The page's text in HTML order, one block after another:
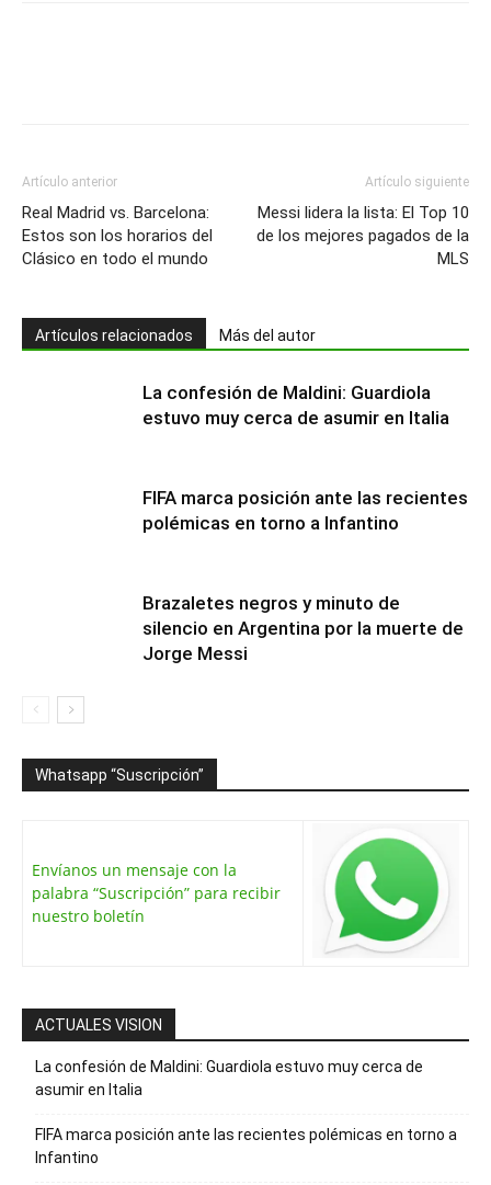
Artículo anterior
Real Madrid vs. Barcelona:
Estos son los horarios del
Clásico en todo el mundo
Artículo siguiente
Messi lidera la lista: El Top 10
de los mejores pagados de la
MLS
Artículos relacionados Más del autor
La confesión de Maldini: Guardiola
estuvo muy cerca de asumir en Italia
FIFA marca posición ante las recientes
polémicas en torno a Infantino
Brazaletes negros y minuto de
silencio en Argentina por la muerte de
Jorge Messi
Whatsapp “Suscripción”
Envíanos un mensaje con la
palabra “Suscripción” para recibir
nuestro boletín
ACTUALES VISION
La confesión de Maldini: Guardiola estuvo muy cerca de
asumir en Italia
FIFA marca posición ante las recientes polémicas en torno a
Infantino